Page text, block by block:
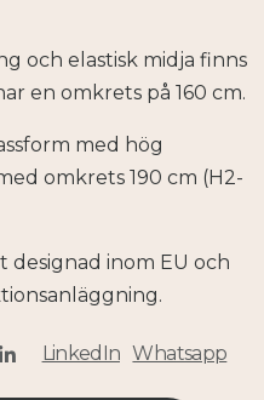
och elastisk midja finns
en omkrets på 160 cm.
med hög
omkrets 190 cm (H2-
inom EU och
LinkedIn Whatsapp